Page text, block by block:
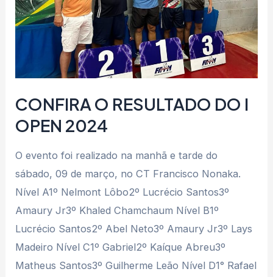
CONFIRA O RESULTADO DO I
OPEN 2024
O evento foi realizado na manhã e tarde do
sábado, 09 de março, no CT Francisco Nonaka.
Nível A1º Nelmont Lôbo2º Lucrécio Santos3º
Amaury Jr3º Khaled Chamchaum Nível B1º
Lucrécio Santos2º Abel Neto3º Amaury Jr3º Lays
Madeiro Nível C1º Gabriel2º Kaíque Abreu3º
Matheus Santos3º Guilherme Leão Nível D1° Rafael
2024